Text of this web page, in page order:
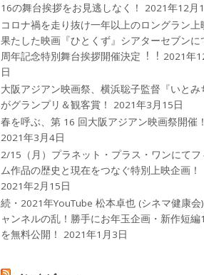
16の舞台挨拶をお見逃しなく！
2021年12月
コロナ禍を⾛り抜け⼀年以上のロングラン上
果たした映画『ひとくず』シアターセブンに
周年記念特別舞台挨拶開催決定︕︕ 2021年
日
大阪アジアン映画祭、横浜聡子監督『いとみ
がグランプリ＆観客賞！
2021年3月15日
春を呼ぶ、第 16 回大阪アジアン映画祭開催！
2021年3月4日
2/15（月）プラネット・プラス・ワンにてフ
ム作品の歴史と現在をつなぐ特別上映企画！
2021年2月15日
続・2021年YouTube 松本卓也 (シネマ健康会
ャンネルの乱！勝手にお年玉企画・新作短編
を無料公開！
2021年1月3日